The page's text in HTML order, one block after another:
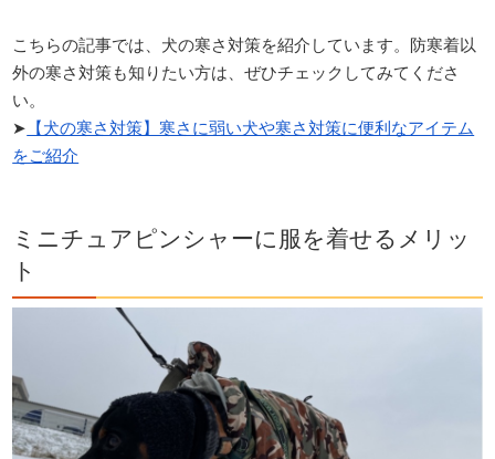
こちらの記事では、犬の寒さ対策を紹介しています。防寒着以
外の寒さ対策も知りたい方は、ぜひチェックしてみてくださ
い。
➤ 【犬の寒さ対策】寒さに弱い犬や寒さ対策に便利なアイテム
をご紹介
ミニチュアピンシャーに服を着せるメリッ
ト